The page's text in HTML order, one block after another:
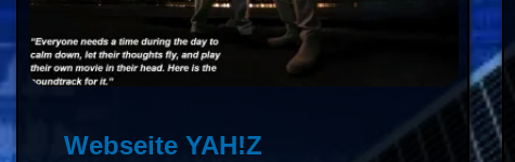
Webseite YAH!Z